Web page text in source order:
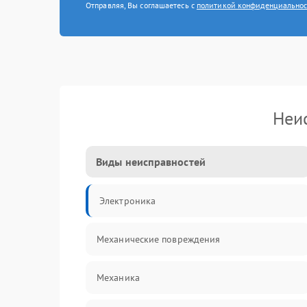
Отправляя, Вы соглашаетесь с политикой
Виды неисправностей
Электроника
Механические повреждения
Механика